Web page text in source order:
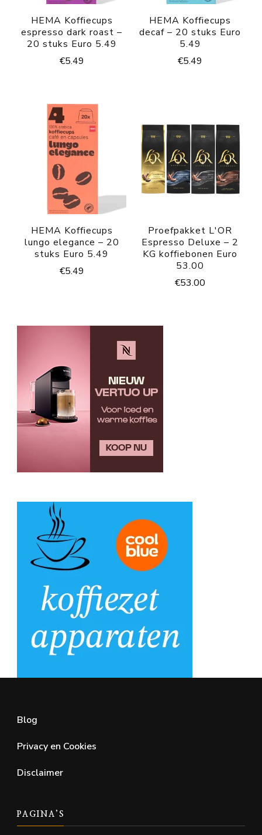
HEMA Koffiecups
espresso dark roast –
20 stuks Euro 5.49
€5.49
HEMA Koffiecups
decaf – 20 stuks Euro
5.49
€5.49
HEMA Koffiecups
lungo elegance – 20
stuks Euro 5.49
€5.49
Proefpakket L'OR
Espresso Deluxe – 2
KG koffiebonen Euro
53.00
€53.00
Blog
Privacy en Cookies
Disclaimer
PAGINA’S